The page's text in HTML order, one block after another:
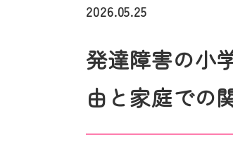
2026.05.25
発達障害の小
由と家庭での